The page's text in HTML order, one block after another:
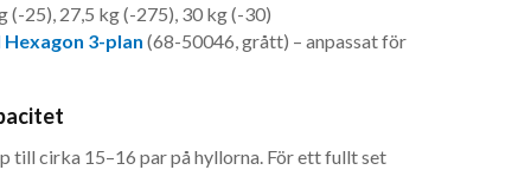
(-25), 27,5 kg (-275), 30 kg (-30)
3-plan (68-50046, grått) – anpassat för
till cirka 15–16 par på hyllorna. För ett fullt set